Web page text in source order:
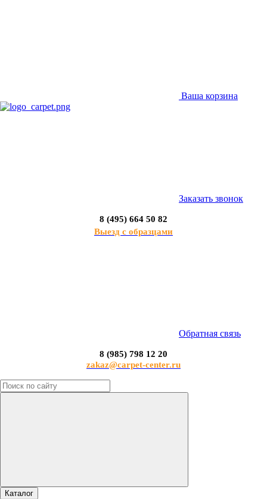
Ваша корзина
Заказать звонок
8 (495) 664 50 82
Выезд с образцами
Обратная связь
8 (985) 798 12 20
zakaz@carpet-center.ru
Каталог